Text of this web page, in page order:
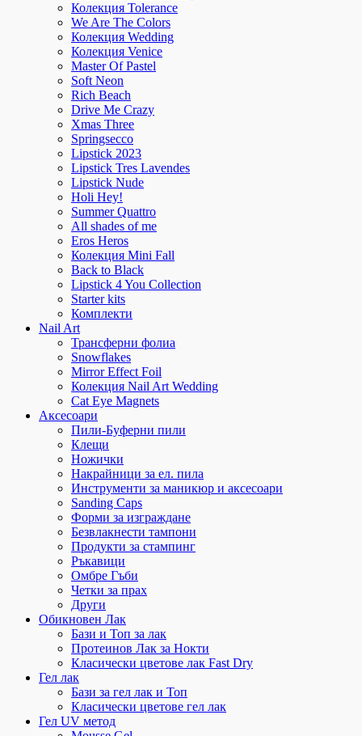
Колекция Tolerance
We Are The Colors
Колекция Wedding
Колекция Venice
Master Of Pastel
Soft Neon
Rich Beach
Drive Me Crazy
Xmas Three
Springsecco
Lipstick 2023
Lipstick Tres Lavendes
Lipstick Nude
Holi Hey!
Summer Quattro
All shades of me
Eros Heros
Колекция Mini Fall
Back to Black
Lipstick 4 You Collection
Starter kits
Комплекти
Nail Art
Трансферни фолиа
Snowflakes
Mirror Effect Foil
Колекция Nail Art Wedding
Cat Eye Magnets
Аксесоари
Пили-Буферни пили
Клещи
Ножички
Накрайници за ел. пила
Инструменти за маникюр и аксесоари
Sanding Caps
Форми за изграждане
Безвлакнести тампони
Продукти за стампинг
Ръкавици
Омбре Гъби
Четки за прах
Други
Обикновен Лак
Бази и Топ за лак
Протеинов Лак за Нокти
Класически цветове лак Fast Dry
Гел лак
Бази за гел лак и Топ
Класически цветове гел лак
Гел UV метод